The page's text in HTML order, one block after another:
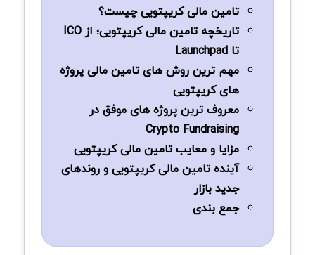
تامین مالی کریپتویی چیست؟
تاریخچه تامین مالی کریپتویی؛ از ICO
تا Launchpad
مهم ترین روش های تامین مالی پروژه
های کریپتویی
معروف ترین پروژه های موفق در
Crypto Fundraising
مزایا و معایب تامین مالی کریپتویی
آینده تامین مالی کریپتویی و روندهای
جدید بازار
جمع بندی